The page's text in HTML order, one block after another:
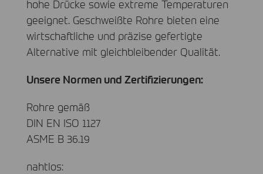
hohe Drücke sowie extreme Temperaturen
geeignet. Geschweißte Rohre bieten eine
wirtschaftliche und präzise gefertigte
Alternative mit gleichbleibender Qualität.
Unsere Normen und Zertifizierungen:
Rohre gemäß
DIN EN ISO 1127
ASME B 36.19
nahtlos: